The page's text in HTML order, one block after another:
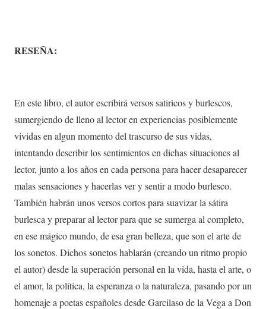
RESEÑA:
En este libro, el autor escribirá versos satiricos y burlescos,
sumergiendo de lleno al lector en experiencias posiblemente
vividas en algun momento del trascurso de sus vidas,
intentando describir los sentimientos en dichas situaciones al
lector, junto a los años en cada persona para hacer desaparecer
malas sensaciones y hacerlas ver y sentir a modo burlesco.
También habrán unos versos cortos para suavizar la sátira
burlesca y preparar al lector para que se sumerga al completo,
en ese mágico mundo, de esa gran belleza, que son el arte de
los sonetos. Dichos sonetos hablarán (creando un ritmo propio
el autor) desde la superación personal en la vida, hasta el arte, o
el amor, la política, la esperanza o la naturaleza, pasando por un
homenaje a poetas españoles desde Garcilaso de la Vega a Don